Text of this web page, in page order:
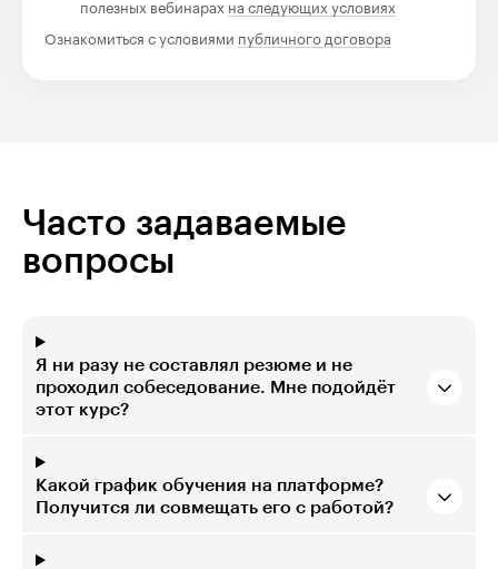
полезных вебинарах на следующих условиях
Ознакомиться с условиями публичного договора
Часто задаваемые
вопросы
Я ни разу не составлял резюме и не
проходил собеседование. Мне подойдёт
этот курс?
Какой график обучения на платформе?
Получится ли совмещать его с работой?